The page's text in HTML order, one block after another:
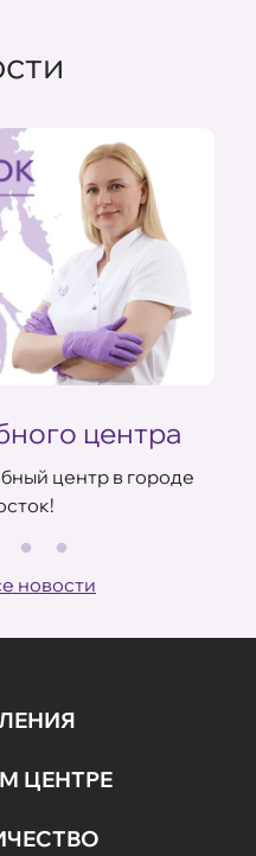
центра
центр в городе
новости
ЦЕНТРЕ